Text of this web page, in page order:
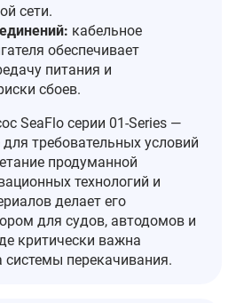
сети.
кабельное
обеспечивает
питания и
сбоев.
SeaFlo серии 01‑Series —
требовательных условий
продуманной
технологий и
делает его
для судов, автодомов и
критически важна
системы перекачивания.